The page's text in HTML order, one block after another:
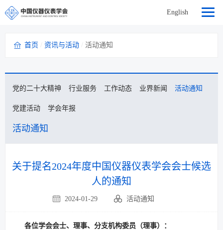
English
首页 资讯与活动 活动通知
党的二十大精神 行业服务 工作动态 业界新闻 活动通知
党建活动 学会年报
活动通知
关于提名2024年度中国仪器仪表学会会士候选
人的通知
2024-01-29 活动通知
各位学会会士、理事、分支机构委员（理事）：